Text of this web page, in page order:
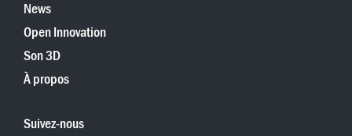
News
Open Innovation
Son 3D
À propos
Suivez-nous